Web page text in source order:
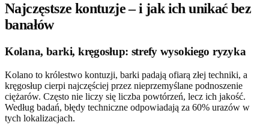
Najczęstsze kontuzje – i jak ich unikać bez
banałów
Kolana, barki, kręgosłup: strefy wysokiego ryzyka
Kolano to królestwo kontuzji, barki padają ofiarą złej techniki, a
kręgosłup cierpi najczęściej przez nieprzemyślane podnoszenie
ciężarów. Często nie liczy się liczba powtórzeń, lecz ich jakość.
Według badań, błędy techniczne odpowiadają za 60% urazów w
tych lokalizacjach.